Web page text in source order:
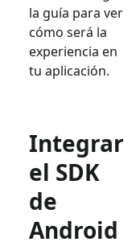
la guía para ver
cómo será la
experiencia en
tu aplicación.
Integrar
el SDK
de
Android